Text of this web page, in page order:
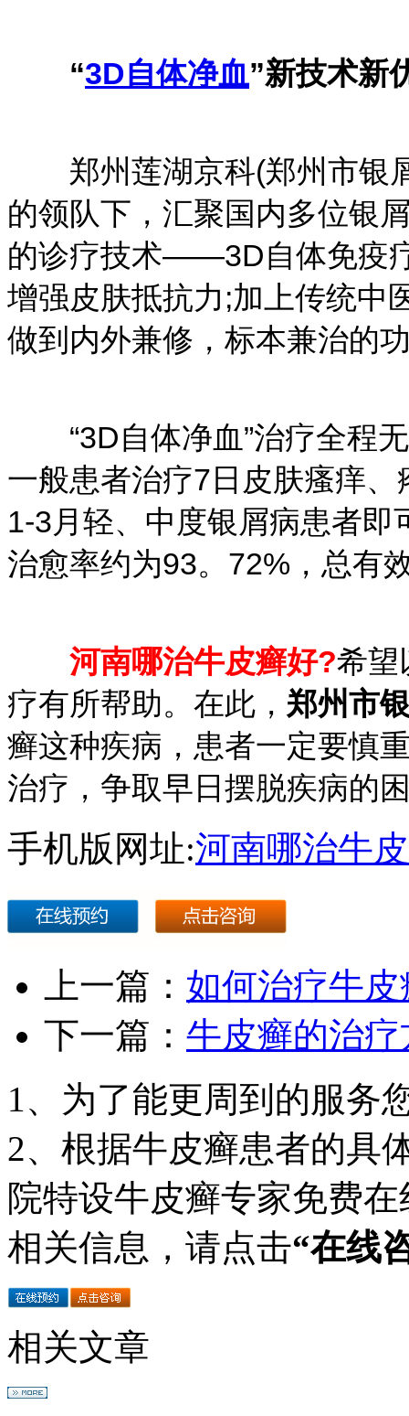
“3D自体净血”新技术新
郑州莲湖京科(郑州市银
的领队下，汇聚国内多位银
的诊疗技术——3D自体免疫
增强皮肤抵抗力;加上传统中
做到内外兼修，标本兼治的
“3D自体净血”治疗全程无
一般患者治疗7日皮肤瘙痒
1-3月轻、中度银屑病患者
治愈率约为93。72%，总有
河南哪治牛皮癣好?希望
疗有所帮助。在此， 郑州市
癣这种疾病，患者一定要慎
治疗，争取早日摆脱疾病的
手机版网址:河南哪治牛
上一篇： 如何治疗牛皮
下一篇： 牛皮癣的治
1、为了能更周到的服务
2、根据牛皮癣患者的具
院特设牛皮癣专家免费
相关信息，请点击“在线
相关文章